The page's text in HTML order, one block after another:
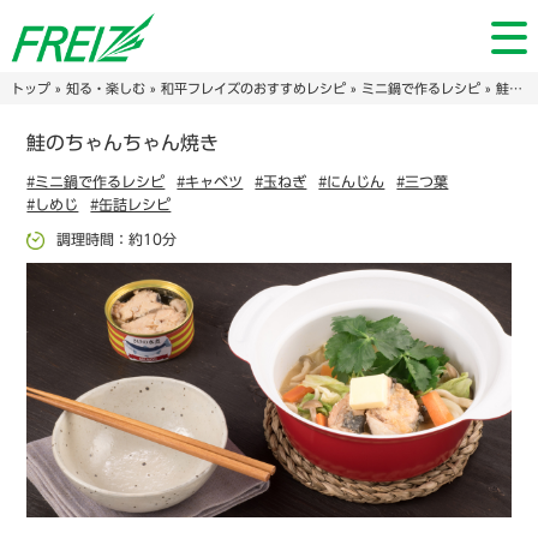
トップ» 知る・楽しむ» 和平フレイズのおすすめレシピ» ミニ鍋で作るレシピ» 鮭のちゃんちゃん焼き
鮭のちゃんちゃん焼き
#ミニ鍋で作るレシピ #キャベツ #玉ねぎ #にんじん
#三つ葉
#しめじ
#缶詰レシピ
調理時間：約10分